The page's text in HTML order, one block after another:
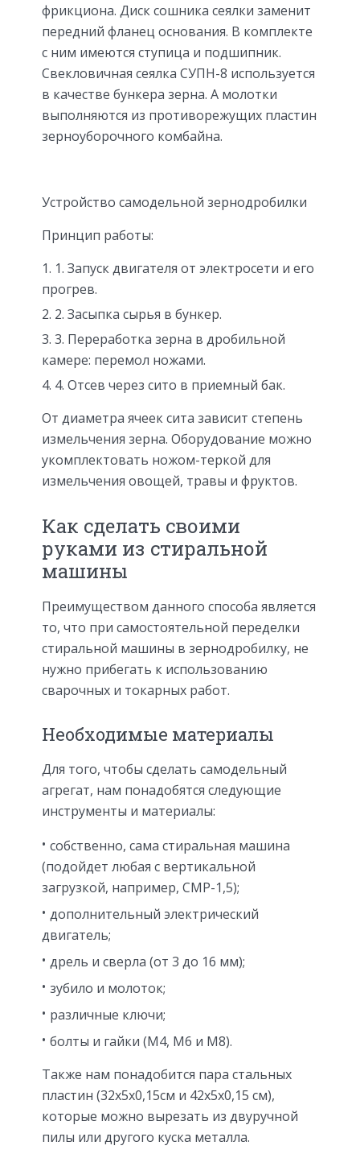
фрикциона. Диск сошника сеялки заменит
передний фланец основания. В комплекте
с ним имеются ступица и подшипник.
Свекловичная сеялка СУПН-8 используется
в качестве бункера зерна. А молотки
выполняются из противорежущих пластин
зерноуборочного комбайна.
Устройство самодельной зернодробилки
Принцип работы:
1. Запуск двигателя от электросети и его
прогрев.
2. Засыпка сырья в бункер.
3. Переработка зерна в дробильной
камере: перемол ножами.
4. Отсев через сито в приемный бак.
От диаметра ячеек сита зависит степень
измельчения зерна. Оборудование можно
укомплектовать ножом-теркой для
измельчения овощей, травы и фруктов.
Как сделать своими
руками из стиральной
машины
Преимуществом данного способа является
то, что при самостоятельной переделки
стиральной машины в зернодробилку, не
нужно прибегать к использованию
сварочных и токарных работ.
Необходимые материалы
Для того, чтобы сделать самодельный
агрегат, нам понадобятся следующие
инструменты и материалы:
собственно, сама стиральная машина
(подойдет любая с вертикальной
загрузкой, например, СМР-1,5);
дополнительный электрический
двигатель;
дрель и сверла (от 3 до 16 мм);
зубило и молоток;
различные ключи;
болты и гайки (M4, M6 и M8).
Также нам понадобится пара стальных
пластин (32x5x0,15см и 42x5x0,15 см),
которые можно вырезать из двуручной
пилы или другого куска металла.